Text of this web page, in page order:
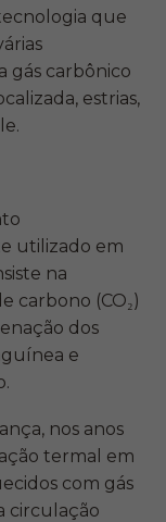
que
gás carbônico
estrias,
utilizado em
na
carbono (CO₂)
dos
e
nos anos
termal em
com gás
circulação